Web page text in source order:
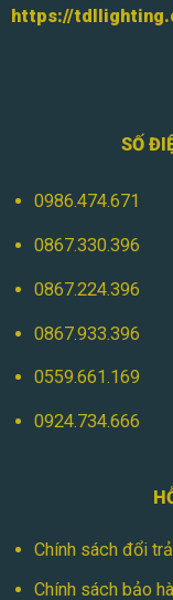
https://
SỐ
0986.474.671
0867.330.396
0867.224.396
0867.933.396
0559.661.169
0924.734.666
Chính sách đổi trả
Chính sách bảo